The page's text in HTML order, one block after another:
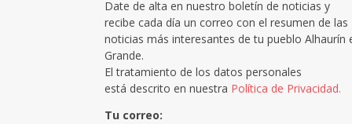
Date de alta en nuestro boletín de noticias y
recibe cada día un correo con el resumen de las
noticias más interesantes de tu pueblo Alhaurín
Grande.
El tratamiento de los datos personales
está descrito en nuestra Política de Privacidad.
Tu correo: